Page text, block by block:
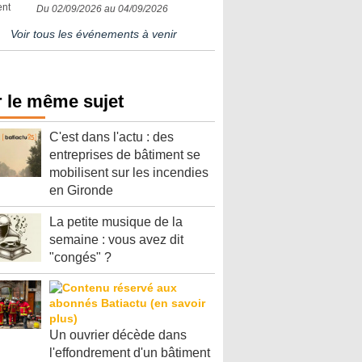
Du 02/09/2026 au 04/09/2026
Voir tous les événements à venir
le même sujet
C'est dans l'actu : des
entreprises de bâtiment se
mobilisent sur les incendies
en Gironde
La petite musique de la
semaine : vous avez dit
"congés" ?
Un ouvrier décède dans
l'effondrement d'un bâtiment